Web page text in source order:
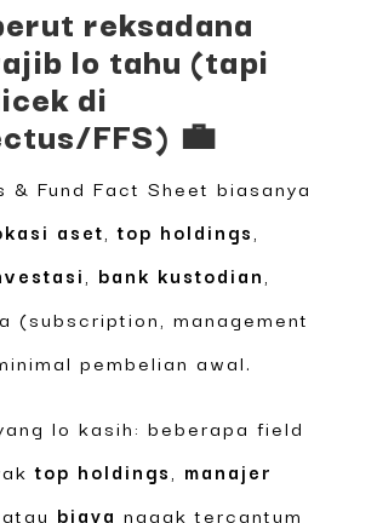
reksadana
lo tahu (tapi
di
FFS) 💼
& Fund Fact Sheet biasanya
aset ,top holdings
bank kustodian
(subscription, management
pembelian awal.
lo kasih: beberapa field
top holdings
manajer
, atau biaya nggak tercantum